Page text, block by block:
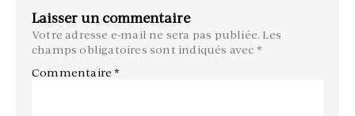
Laisser un commentaire
Votre adresse e-mail ne sera pas publiée. Les
champs obligatoires sont indiqués avec *
Commentaire*